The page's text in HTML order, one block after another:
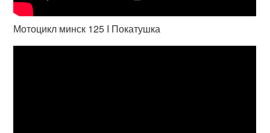
Мотоцикл минск 125 I Покатушка